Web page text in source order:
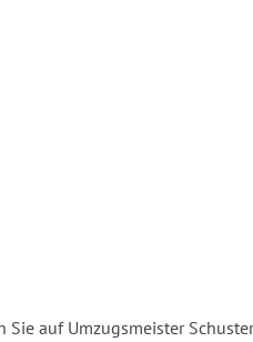
Sie auf Umzugsmeister